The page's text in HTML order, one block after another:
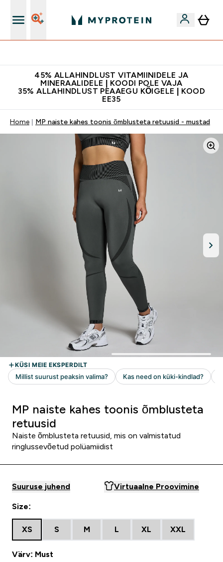
45% ALLAHINDLUST VITAMIINIDELE JA
MINERAALIDELE | KOODI POLE VAJA
35% ALLAHINDLUST PEAAEGU KÕIGELE | KOOD
EE35
Home MP naiste kahes toonis õmblusteta retuusid - mustad
MP naiste kahes toonis õmblusteta
retuusid
Naiste õmblusteta retuusid, mis on valmistatud
ringlussevõetud polüamiidist
Suuruse juhend Virtuaalne Proovimine
Size:
XS S M L XL XXL
Värv: Must